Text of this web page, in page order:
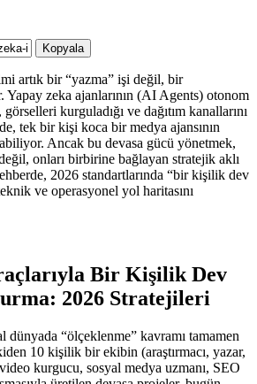
Kopyala
artık bir “yazma” işi değil, bir
Yapay zeka ajanlarının (AI Agents) otonom
görselleri kurguladığı ve dağıtım kanallarını
tek bir kişi koca bir medya ajansının
Ancak bu devasa gücü yönetmek,
onları birbirine bağlayan stratejik aklı
2026 standartlarında “bir kişilik dev
ve operasyonel yol haritasını
Bir Kişilik Dev
2026 Stratejileri
dünyada “ölçeklenme” kavramı tamamen
10 kişilik bir ekibin (araştırmacı, yazar,
kurgucu, sosyal medya uzmanı, SEO